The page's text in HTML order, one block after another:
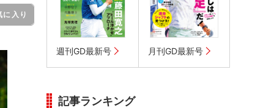
に入り
週刊GD最新号 月刊GD最新号
記事ランキング